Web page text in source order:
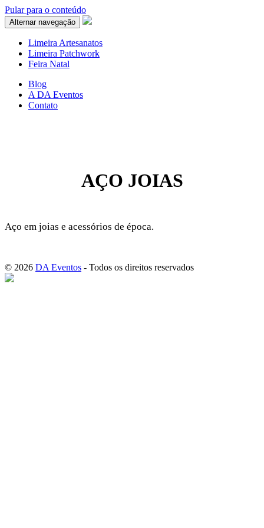
Pular para o conteúdo
Alternar navegação
Limeira Artesanatos
Limeira Patchwork
Feira Natal
Blog
A DA Eventos
Contato
AÇO JOIAS
Aço em joias e acessórios de época.
© 2026 DA Eventos - Todos os direitos reservados